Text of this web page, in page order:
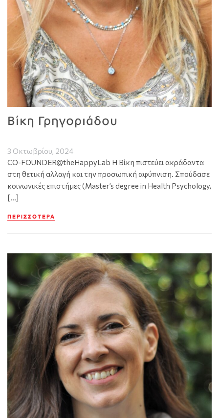
Βίκη Γρηγοριάδου
3 Οκτωβρίου, 2024
CO-FOUNDER@theHappyLab Η Βίκη πιστεύει ακράδαντα
στη θετική αλλαγή και την προσωπική αφύπνιση. Σπούδασε
κοινωνικές επιστήμες (Master’s degree in Health Psychology,
[…]
ΠΕΡΙΣΣΌΤΕΡΑ